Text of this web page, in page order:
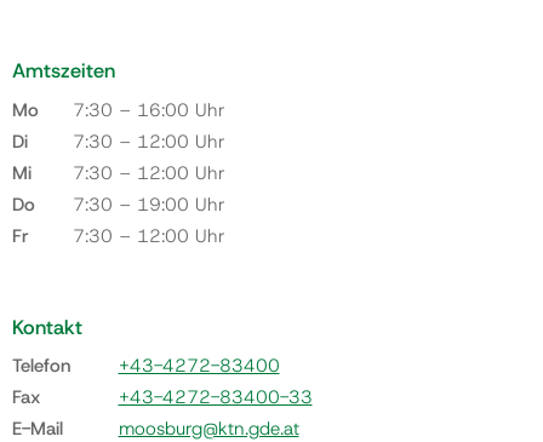
Amtszeiten
Mo
7:30 – 16:00 Uhr
Di
7:30 – 12:00 Uhr
Mi
7:30 – 12:00 Uhr
Do
7:30 – 19:00 Uhr
Fr
7:30 – 12:00 Uhr
Kontakt
Telefon
+43-4272-83400
Fax
+43-4272-83400-33
E-Mail
moosburg@ktn.gde.at